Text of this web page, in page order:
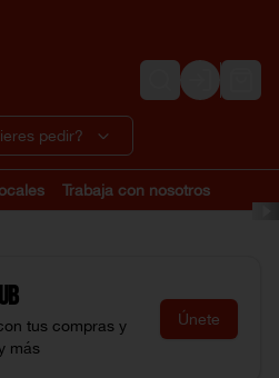
Login
pedir?
Trabaja con nosotros
tus compras y
más
Únete